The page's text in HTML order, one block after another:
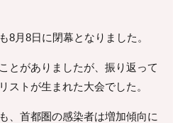
月8日に閉幕となりました。
とがありましたが、振り返って
ストが生まれた大会でした。
、首都圏の感染者は増加傾向に